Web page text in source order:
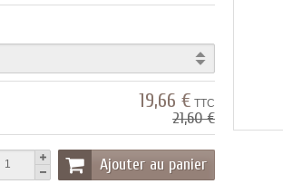
19,66 € TTC
21,60 €
Ajouter au panier